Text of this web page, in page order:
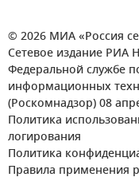
© 2026 МИА «Россия
Сетевое издание РИА
Федеральной службе
информационных
(Роскомнадзор) 08
Политика
логирования
Политика
Правила применения